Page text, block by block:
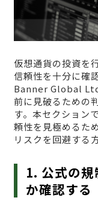
仮想通貨の投資を
信頼性を十分に確
Banner Global
前に見破るための
す。本セクショ
頼性を見極めるた
リスクを回避する
1. 公式の
か確認する